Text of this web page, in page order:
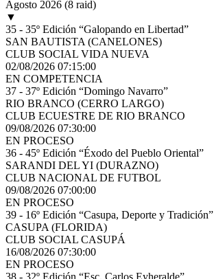
Agosto 2026 (8 raid)
▼
35 - 35º Edición “Galopando en Libertad”
SAN BAUTISTA (CANELONES)
CLUB SOCIAL VIDA NUEVA
02/08/2026 07:15:00
EN COMPETENCIA
37 - 37º Edición “Domingo Navarro”
RIO BRANCO (CERRO LARGO)
CLUB ECUESTRE DE RIO BRANCO
09/08/2026 07:30:00
EN PROCESO
36 - 45º Edición “Éxodo del Pueblo Oriental”
SARANDI DEL YI (DURAZNO)
CLUB NACIONAL DE FUTBOL
09/08/2026 07:00:00
EN PROCESO
39 - 16º Edición “Casupa, Deporte y Tradición”
CASUPA (FLORIDA)
CLUB SOCIAL CASUPÁ
16/08/2026 07:30:00
EN PROCESO
38 - 32º Edición “Esc. Carlos Eyheralde”